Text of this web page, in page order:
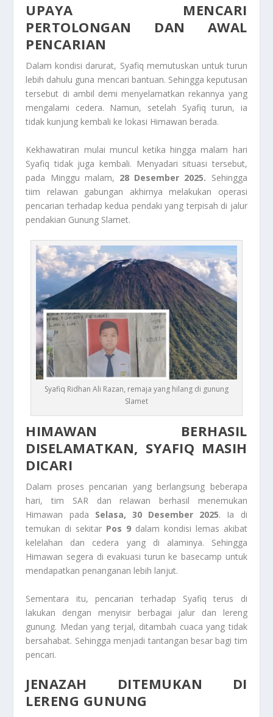
UPAYA MENCARI
PERTOLONGAN DAN AWAL
PENCARIAN
Dalam kondisi darurat, Syafiq memutuskan untuk turun
lebih dahulu guna mencari bantuan. Sehingga keputusan
tersebut di ambil demi menyelamatkan rekannya yang
mengalami cedera. Namun, setelah Syafiq turun, ia
tidak kunjung kembali ke lokasi Himawan berada.
Kekhawatiran mulai muncul ketika hingga malam hari
Syafiq tidak juga kembali. Menyadari situasi tersebut,
pada Minggu malam, 28 Desember 2025. Sehingga
tiim relawan gabungan akhirnya melakukan operasi
pencarian terhadap kedua pendaki yang terpisah di jalur
pendakian Gunung Slamet.
Syafiq Ridhan Ali Razan, remaja yang hilang di gunung
Slamet
HIMAWAN BERHASIL
DISELAMATKAN, SYAFIQ MASIH
DICARI
Dalam proses pencarian yang berlangsung beberapa
hari, tim SAR dan relawan berhasil menemukan
Himawan pada Selasa, 30 Desember 2025. Ia di
temukan di sekitar Pos 9 dalam kondisi lemas akibat
kelelahan dan cedera yang di alaminya. Sehingga
Himawan segera di evakuasi turun ke basecamp untuk
mendapatkan penanganan lebih lanjut.
Sementara itu, pencarian terhadap Syafiq terus di
lakukan dengan menyisir berbagai jalur dan lereng
gunung. Medan yang terjal, ditambah cuaca yang tidak
bersahabat. Sehingga menjadi tantangan besar bagi tim
pencari.
JENAZAH DITEMUKAN DI
LERENG GUNUNG